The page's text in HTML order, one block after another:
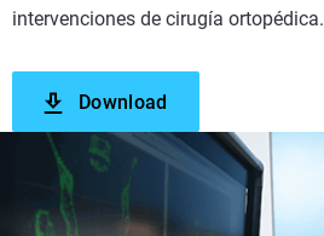
intervenciones de cirugía ortopédica.
Download